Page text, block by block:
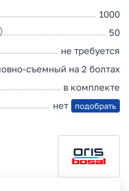
1000
50
не требуется
съемный на 2 болтах
в комплекте
нет подобрать